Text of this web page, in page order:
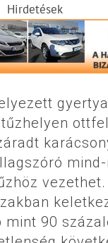
Hirdetések
tűzhelyen
mind-
vezethet.
mint 90